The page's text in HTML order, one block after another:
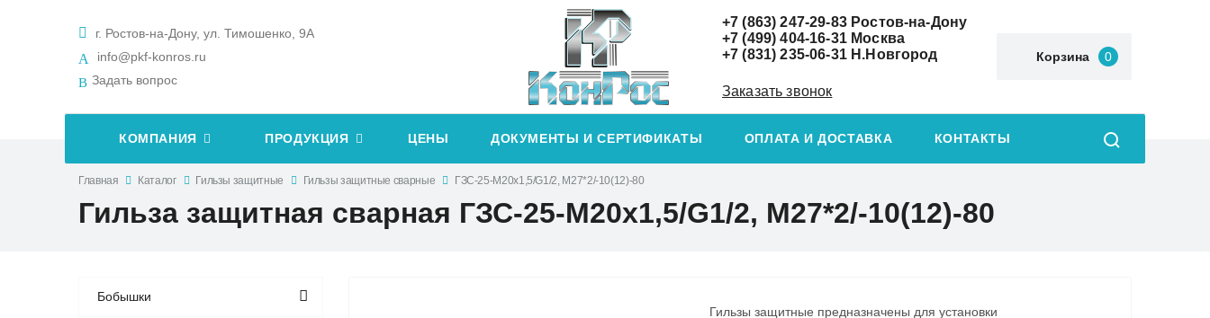
г. Ростов-на-Дону, ул. Тимошенко, 9А
info@pkf-konros.ru
Задать вопрос
+7 (863) 247-29-83Ростов-на-Дону
+7 (499) 404-16-31Москва
+7 (831) 235-06-31Н.Новгород
Заказать звонок
Корзина 0
КОМПАНИЯ ПРОДУКЦИЯ ЦЕНЫ ДОКУМЕНТЫ И СЕРТИФИКАТЫ ОПЛАТА И ДОСТАВКА КОНТАКТЫ
Главная Каталог Гильзы защитные Гильзы защитные сварные ГЗС-25-М20х1,5/G1/2, М27*2/-10(12)-80
Гильза защитная сварная ГЗС-25-М20х1,5/G1/2, М27*2/-10(12)-80
Бобышки
Гильзы защитные предназначены для установки